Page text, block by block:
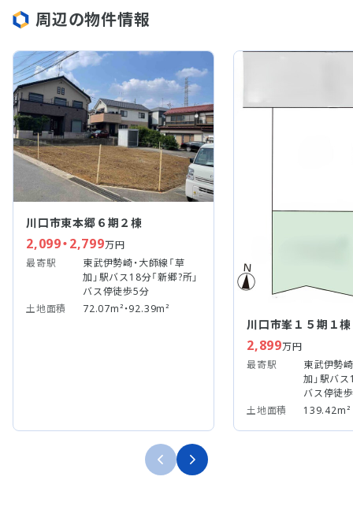
周辺の物件情報
川口市東本郷６期２棟
2,099・2,799万円
最寄駅
東武伊勢崎・大師線「草
加」駅バス18分「新郷?所」
バス停徒歩5分
土地面積
72.07m²・92.39m²
川口市峯１５期１棟
2,899万円
最寄駅
東武伊勢
加」駅バス
バス停徒
土地面積
139.42m²